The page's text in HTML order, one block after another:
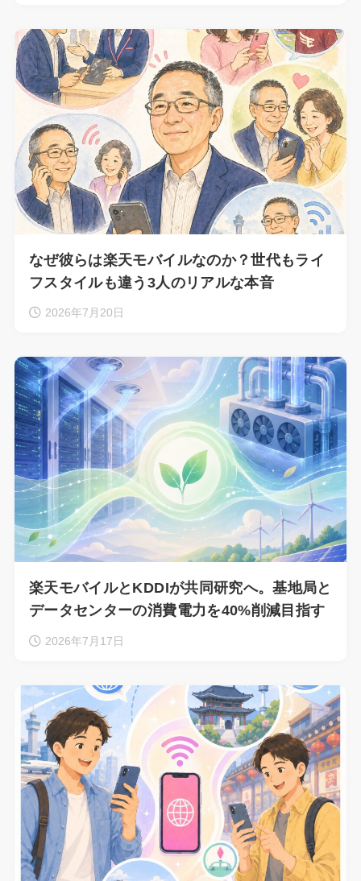
なぜ彼らは楽天モバイルなのか？世代もライ
フスタイルも違う3人のリアルな本音
2026年7月20日
楽天モバイルとKDDIが共同研究へ。基地局と
データセンターの消費電力を40%削減目指す
2026年7月17日